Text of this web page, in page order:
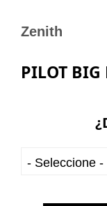
Zenith
PILOT BIG